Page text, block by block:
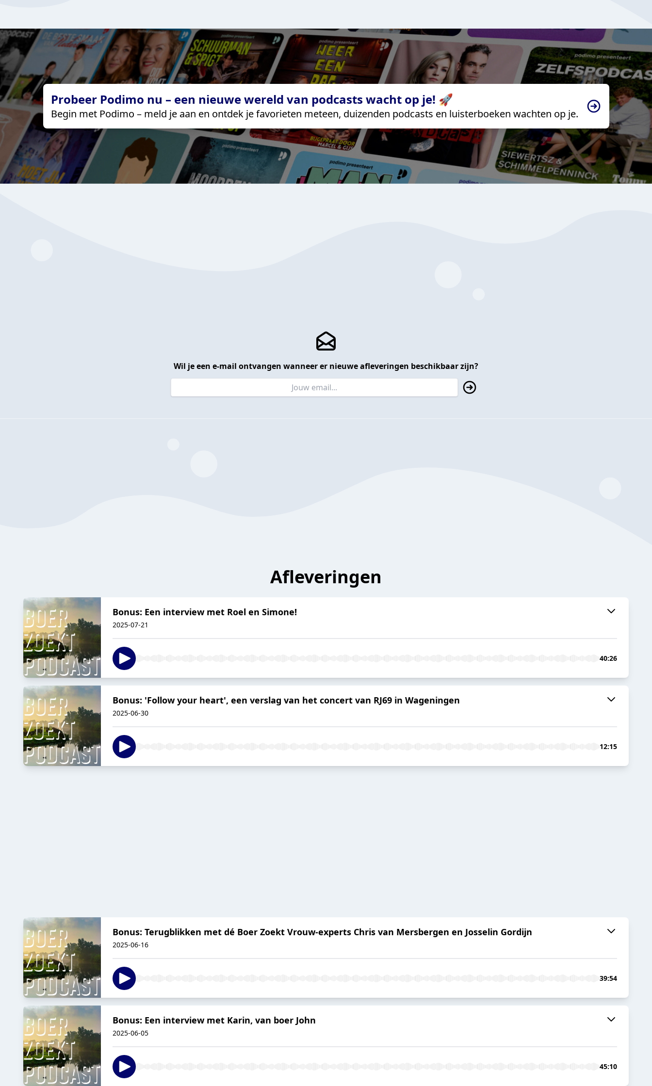
Probeer Podimo nu – een nieuwe wereld van podcasts wacht op je! 🚀
Begin met Podimo – meld je aan en ontdek je favorieten meteen, duizenden podcasts en luisterboeken wachten op je.
Wil je een e-mail ontvangen wanneer er nieuwe afleveringen beschikbaar zijn?
Afleveringen
Bonus: Een interview met Roel en Simone!
2025-07-21
40:26
Bonus: 'Follow your heart', een verslag van het concert van RJ69 in Wageningen
2025-06-30
12:15
Bonus: Terugblikken met dé Boer Zoekt Vrouw-experts Chris van Mersbergen en Josselin Gordijn
2025-06-16
39:54
Bonus: Een interview met Karin, van boer John
2025-06-05
45:10